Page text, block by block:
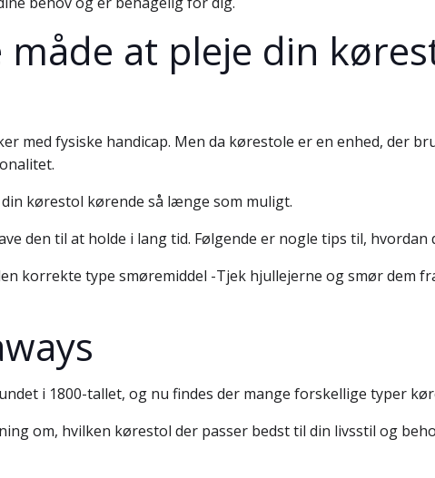
at pleje din
med fysiske handicap. Men da kørestole er en enhed, der
kørestol kørende så længe som muligt.
den til at holde i lang tid. Følgende er nogle tips til, hvordan
korrekte type smøremiddel -Tjek hjullejerne og smør dem
i 1800-tallet, og nu findes der mange forskellige typer
om, hvilken kørestol der passer bedst til din livsstil og